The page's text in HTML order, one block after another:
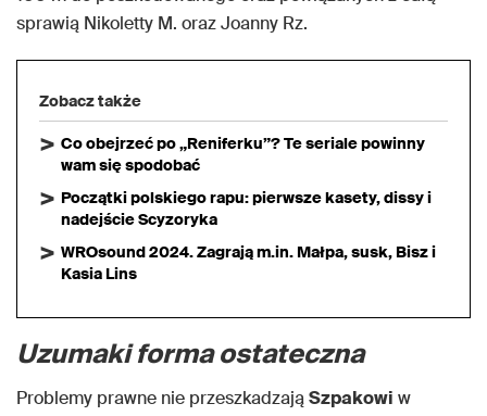
sprawią Nikoletty M. oraz Joanny Rz.
Zobacz także
Co obejrzeć po „Reniferku”? Te seriale powinny
wam się spodobać
Początki polskiego rapu: pierwsze kasety, dissy i
nadejście Scyzoryka
WROsound 2024. Zagrają m.in. Małpa, susk, Bisz i
Kasia Lins
Uzumaki forma ostateczna
Problemy prawne nie przeszkadzająSzpakowi w